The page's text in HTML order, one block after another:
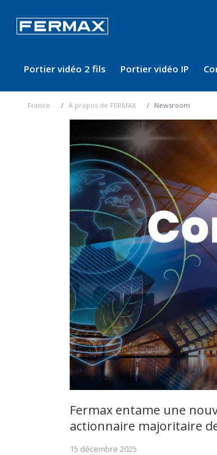
Portier vidéo 2 fils Portier vidéo IP
France À propos de FERMAX Newsroom
Fermax entame une
actionnaire majoritaire
15 décembre 2025